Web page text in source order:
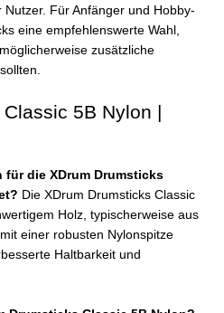
Für Anfänger und Hobby-
eine empfehlenswerte Wahl,
zusätzliche
5B Nylon |
für die XDrum Drumsticks
Die XDrum Drumsticks Classic
Holz, typischerweise aus
einer robusten Nylonspitze
Haltbarkeit und